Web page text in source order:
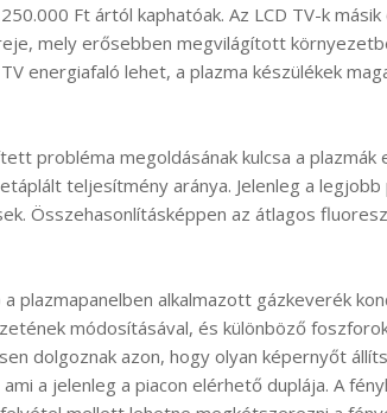
Ft ártól kaphatóak. Az LCD TV-k másik
mely erősebben megvilágított
energiafaló lehet, a plazma készülékek
probléma megoldásának kulcsa a plazmák
teljesítmény aránya. Jelenleg a legjobb
Összehasonlításképpen az átlagos
plazmapanelben alkalmazott gázkeverék
módosításával, és különböző
dolgoznak azon, hogy olyan képernyőt
a jelenleg a piacon elérhető duplája. A